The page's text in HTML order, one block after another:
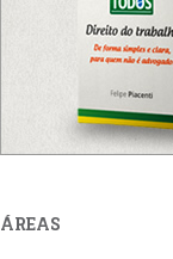
ÁREAS